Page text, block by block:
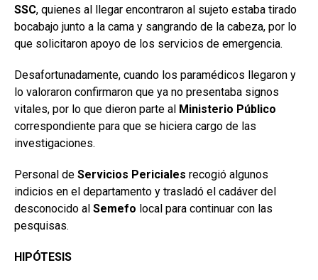
SSC, quienes al llegar encontraron al sujeto estaba tirado
bocabajo junto a la cama y sangrando de la cabeza, por lo
que solicitaron apoyo de los servicios de emergencia.
Desafortunadamente, cuando los paramédicos llegaron y
lo valoraron confirmaron que ya no presentaba signos
vitales, por lo que dieron parte al Ministerio Público
correspondiente para que se hiciera cargo de las
investigaciones.
Personal de Servicios Periciales recogió algunos
indicios en el departamento y trasladó el cadáver del
desconocido al Semefo local para continuar con las
pesquisas.
HIPÓTESIS